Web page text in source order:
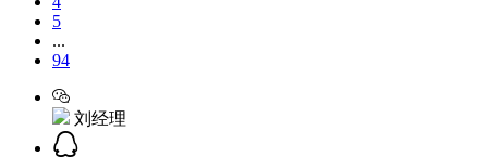
5
...
94
刘经理